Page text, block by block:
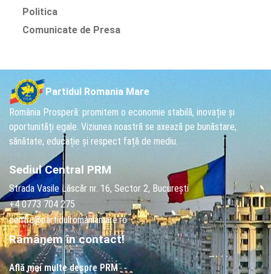
Politica
Comunicate de Presa
Partidul Romania Mare
România Prosperă: promitem o economie stabilă, inovație și
oportunități egale. Viziunea noastră se axează pe bunăstare,
sănătate, educație și respect față de mediu.
Sediul Central PRM
Strada Vasile Lăscăr nr. 16, Sector 2, București
+4 0773 704 275
centru@partidulromaniamare.ro
Rămânem în contact!
Află mai multe despre PRM